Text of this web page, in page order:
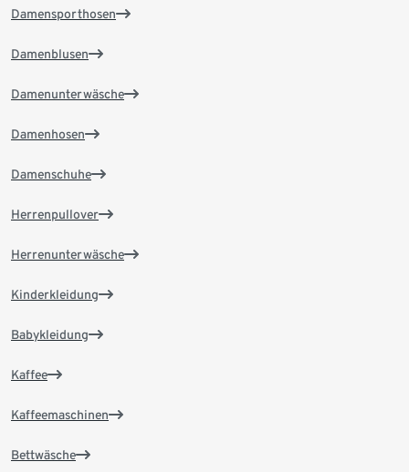
Damensporthosen
Damenblusen
Damenunterwäsche
Damenhosen
Damenschuhe
Herrenpullover
Herrenunterwäsche
Kinderkleidung
Babykleidung
Kaffee
Kaffeemaschinen
Bettwäsche